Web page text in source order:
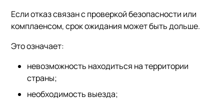
Если отказ связан с проверкой безопасности или
комплаенсом, срок ожидания может быть дольше.
Это означает:
невозможность находиться на территории
страны;
необходимость выезда;